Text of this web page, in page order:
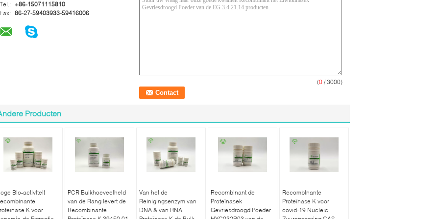
Tel.:
+86-15071115810
Fax: 86-27-59403933-59416006
(0 / 3000)
Producten
Bio-activiteit
K voor
PCR Bulkhoeveelheid
van de Rang levert de
Recombinante
Van het de
Reinigingsenzym van
DNA & van RNA
Recombinant de
Proteïnasek
Gevriesdroogd Poeder
Recombinante
Proteïnase K voor
covid-19 Nucleic